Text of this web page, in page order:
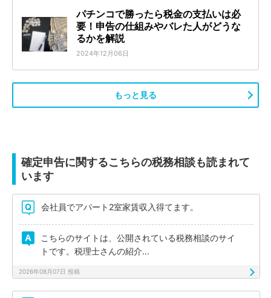
パチンコで勝ったら税金の支払いは必
要！申告の仕組みやバレた人がどうな
るかを解説
2024年12月06日
もっと見る
確定申告に関するこちらの税務相談も読まれて
います
会社員でアパート2室家賃収入得てます。
こちらのサイトは、公開されている税務相談のサイ
トです。税理士さんの紹介...
2026年08月07日 投稿